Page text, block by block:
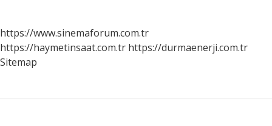
https://www.sinemaforum.com.tr
https://haymetinsaat.com.tr https://durmaenerji.com.tr
Sitemap